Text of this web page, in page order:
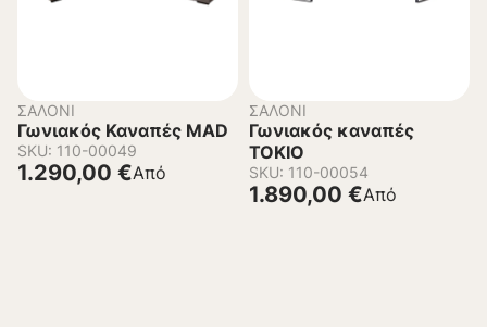
ΣΑΛΌΝΙ
Γωνιακός Καναπές MAD
SKU: 110-00049
Από
1.290,00 €
ΣΑΛΌΝΙ
Γωνιακός καναπές
TOKIO
SKU: 110-00054
Από
1.890,00 €